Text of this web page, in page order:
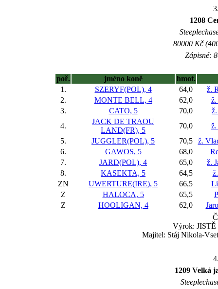
1208
80000 Kč
Zápisné:
poř. jméno koně
hmot.
1.
SZERYF(POL), 4 64,0
ž.
2.
MONTE BELL, 4 62,0
ž.
3.
CATO, 5 70,0
4.
JACK DE TRAOU
LAND(FR), 5
70,0
5.
JUGGLER(POL), 5 70,5
ž.
6.
GAWOS, 5 68,0
7.
JARD(POL), 4 65,0
ž.
8.
KASEKTA, 5 64,5
ZN
UWERTURE(IRE), 5 66,5
Z
HALOCA, 5 65,5
Z
HOOLIGAN, 4 62,0
Výrok: JISTĚ
Majitel: Stáj Nikola-
1209 Velká